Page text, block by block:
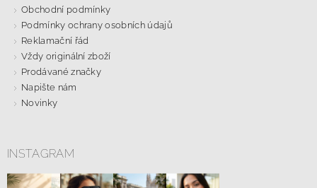
Obchodní podmínky
Podmínky ochrany osobních údajů
Reklamační řád
Vždy originální zboží
Prodávané značky
Napište nám
Novinky
INSTAGRAM